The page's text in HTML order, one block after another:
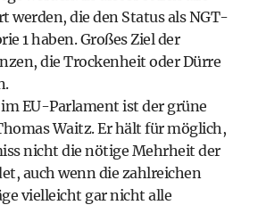
werden, die den Status als NGT-
1 haben. Großes Ziel der
die Trockenheit oder Dürre
EU-Parlament ist der grüne
Waitz. Er hält für möglich,
nicht die nötige Mehrheit der
auch wenn die zahlreichen
vielleicht gar nicht alle